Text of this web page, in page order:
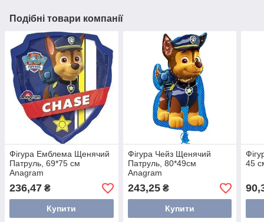
Подібні товари компанії
Фігура Емблема Щенячий
Патруль, 69*75 см
Anagram
236,47 ₴
Купити
Фігура Чейз Щенячий
Патруль, 80*49см
Anagram
243,25₴
Купити
45